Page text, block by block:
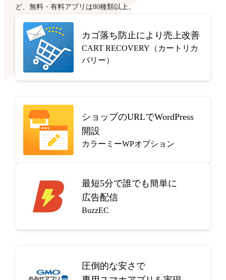
ど、無料・有料アプリは80種類以上。
カゴ落ち防止により売上改善
CART RECOVERY（カートリカ
バリー）
ショップのURLでWordPress
開設
カラーミーWPオプション
最短5分で誰でも簡単に
広告配信
BuzzEC
圧倒的な安さで